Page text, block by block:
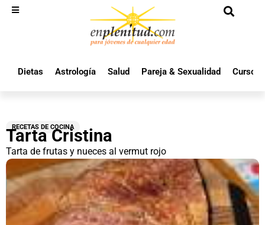
Dietas Astrología Salud Pareja & Sexualidad Cursos
RECETAS DE COCINA
Tarta Cristina
Tarta de frutas y nueces al vermut rojo